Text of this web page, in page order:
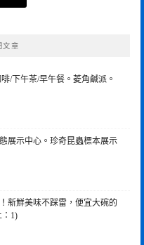
文章
/下午茶/早午餐。菱角鹹派。
展示中心。珍奇昆蟲標本展示
新鮮美味不踩雷，便宜大碗的
：1)